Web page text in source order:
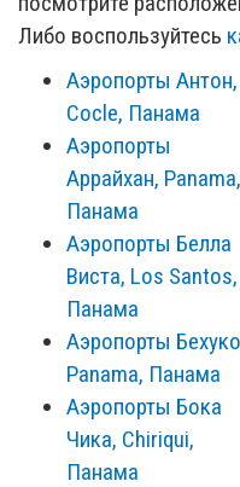
Либо воспользуйтесь
Аэропорты Антон,
Cocle, Панама
Аэропорты
Аррайхан, Panama,
Панама
Аэропорты Белла
Виста, Los Santos,
Панама
Аэропорты
Panama, Панама
Аэропорты Бока
Чика, Chiriqui,
Панама